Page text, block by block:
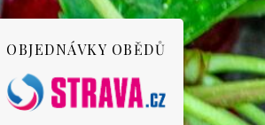
OBJEDNÁVKY OBĚDŮ